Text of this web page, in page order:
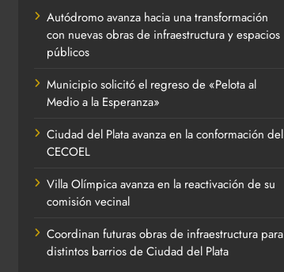
Autódromo avanza hacia una transformación
con nuevas obras de infraestructura y espacios
públicos
Municipio solicitó el regreso de «Pelota al
Medio a la Esperanza»
Ciudad del Plata avanza en la conformación del
CECOEL
Villa Olímpica avanza en la reactivación de su
comisión vecinal
Coordinan futuras obras de infraestructura para
distintos barrios de Ciudad del Plata